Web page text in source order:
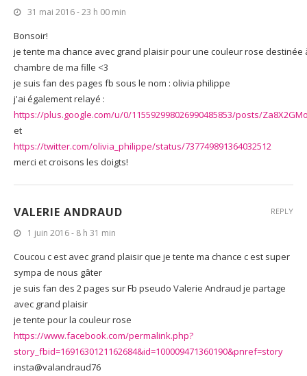
31 mai 2016 - 23 h 00 min
Bonsoir!
je tente ma chance avec grand plaisir pour une couleur rose destinée
chambre de ma fille <3
je suis fan des pages fb sous le nom : olivia philippe
j'ai également relayé :
https://plus.google.com/u/0/115592998026990485853/posts/
et
https://twitter.com/olivia_philippe/status/737749891364032512
merci et croisons les doigts!
VALERIE ANDRAUD
1 juin 2016 - 8 h 31 min
Coucou c est avec grand plaisir que je tente ma chance c est super
sympa de nous gâter
je suis fan des 2 pages sur Fb pseudo Valerie Andraud je partage
avec grand plaisir
je tente pour la couleur rose
https://www.facebook.com/permalink.php?
story_fbid=1691630121162684&id=100009471360190&pnref=story
insta@valandraud76
REPLY